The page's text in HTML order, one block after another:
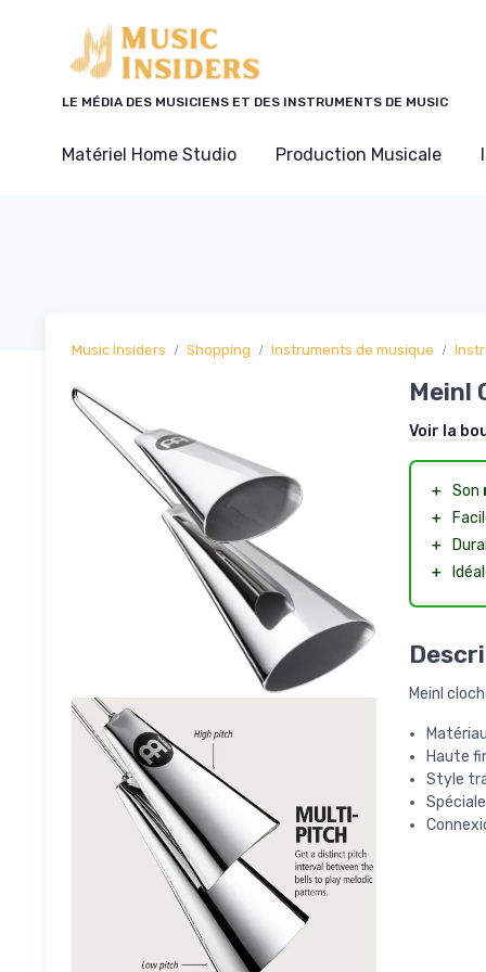
LE MÉDIA DES MUSICIENS ET DES INSTRUMENTS DE MUSIC
Matériel Home Studio Production Musicale
Music Insiders Shopping Instruments de musique
Meinl
Voir la
＋ Son
＋
＋
＋
Meinl
Haute
Style